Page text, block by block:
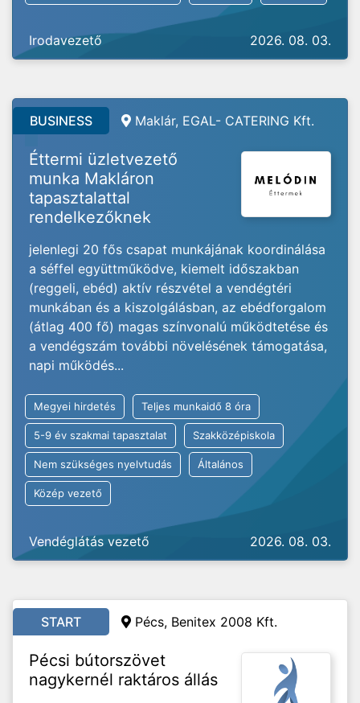
Irodavezető 2026. 08. 03.
BUSINESS Maklár, EGAL- CATERING Kft.
Éttermi üzletvezető
munka Makláron
tapasztalattal
rendelkezőknek
jelenlegi 20 fős csapat munkájának koordinálása
a séffel együttműködve, kiemelt időszakban
(reggeli, ebéd) aktív részvétel a vendégtéri
munkában és a kiszolgálásban, az ebédforgalom
(átlag 400 fő) magas színvonalú működtetése és
a vendégszám további növelésének támogatása,
napi működés...
Megyei hirdetés Teljes munkaidő 8 óra
5-9 év szakmai tapasztalat Szakközépiskola
Nem szükséges nyelvtudás Általános
Közép vezető
Vendéglátás vezető 2026. 08. 03.
START Pécs, Benitex 2008 Kft.
Pécsi bútorszövet
nagykernél raktáros állás